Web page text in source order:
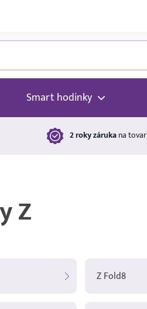
Smart hodinky
2 roky zárukana tovar
Z
Z Fold8